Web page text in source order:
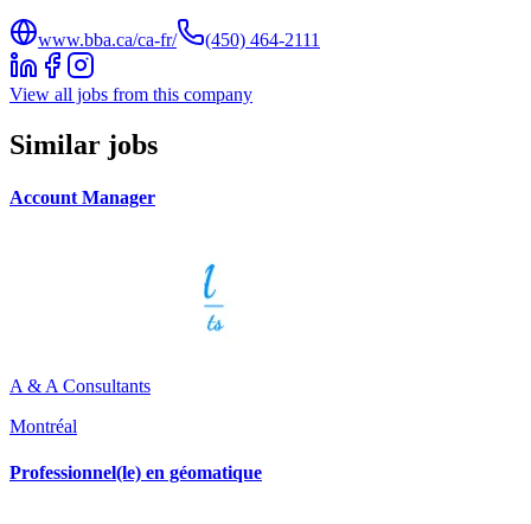
www.bba.ca/ca-fr/ (450) 464-2111
View all jobs from this company
Similar jobs
Account Manager
A & A Consultants
Montréal
Professionnel(le) en géomatique